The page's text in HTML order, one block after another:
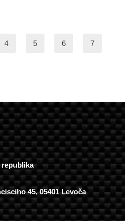
4 5 6 7
republika
45, 05401 Levoča